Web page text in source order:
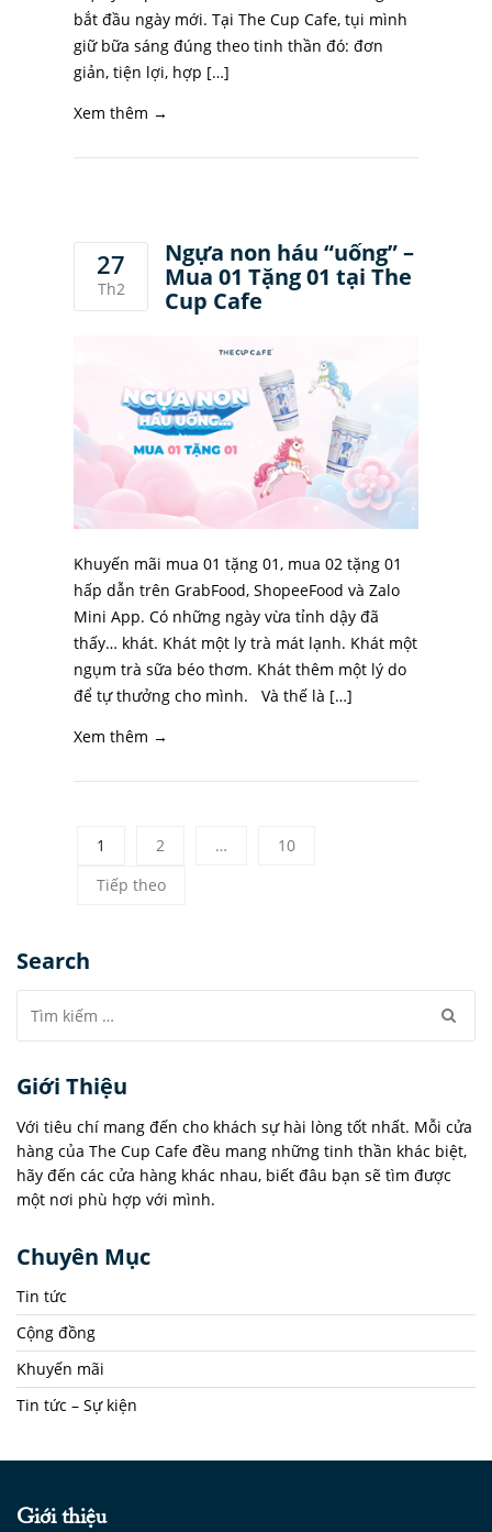
bắt đầu ngày mới. Tại The Cup Cafe, tụi mình
giữ bữa sáng đúng theo tinh thần đó: đơn
giản, tiện lợi, hợp […]
Xem thêm →
27
Th2
Ngựa non háu “uống” –
Mua 01 Tặng 01 tại The
Cup Cafe
Khuyến mãi mua 01 tặng 01, mua 02 tặng 01
hấp dẫn trên GrabFood, ShopeeFood và Zalo
Mini App. Có những ngày vừa tỉnh dậy đã
thấy… khát. Khát một ly trà mát lạnh. Khát một
ngụm trà sữa béo thơm. Khát thêm một lý do
để tự thưởng cho mình. Và thế là […]
Xem thêm →
1 2 …
10
Tiếp theo
Search
Giới Thiệu
Với tiêu chí mang đến cho khách sự hài lòng tốt nhất. Mỗi cửa
hàng của The Cup Cafe đều mang những tinh thần khác biệt,
hãy đến các cửa hàng khác nhau, biết đâu bạn sẽ tìm được
một nơi phù hợp với mình.
Chuyên Mục
Tin tức
Cộng đồng
Khuyến mãi
Tin tức – Sự kiện
Giới thiệu